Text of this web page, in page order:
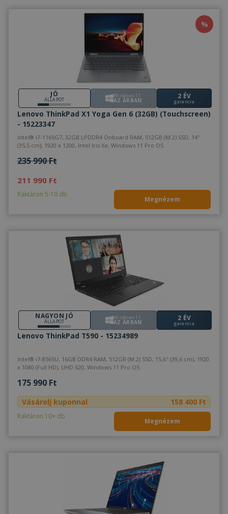
%
JÓ
ÁLLAPOT
Windows 11
AZ ÁRBAN 2 ÉV
garancia
Lenovo ThinkPad X1 Yoga Gen 6 (32GB) (Touchscreen)
- 15223347
Intel® i7-1165G7, 32GB LPDDR4 Onboard RAM, 512GB (M.2) SSD, 14"
(35,5 cm), 1920 x 1200, Intel Iris Xe, Windows 11 Pro OS
235 990 Ft
211 990 Ft
Raktáron 5-10 db
Megnézem
NAGYON JÓ
ÁLLAPOT
Windows 11
AZ ÁRBAN 2 ÉV
garancia
Lenovo ThinkPad T590 - 15234989
Intel® i7-8565U, 16GB DDR4 RAM, 512GB (M.2) SSD, 15,6" (39,6 cm), 1920
x 1080 (Full HD), UHD 620, Windows 11 Pro OS
175 990 Ft
Vásárolj kuponnal 158 400 Ft
Raktáron 10+ db
Megnézem